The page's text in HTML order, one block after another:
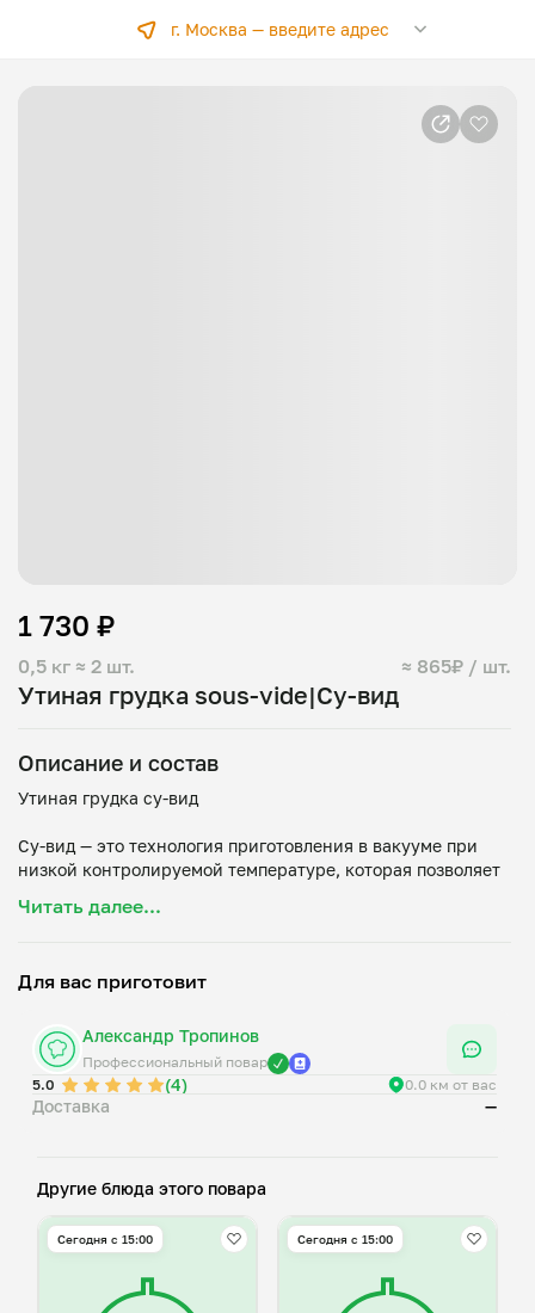
г. Москва —введите адрес
Утиная грудка sous-vide|Су-вид
0,5 кг ≈ 2 шт. ≈ 865₽ / шт.
1 730 ₽
Описание и состав
Утиная грудка су-вид
Су-вид — это технология приготовления в вакууме при
низкой контролируемой температуре, которая позволяет
вкус продукта.
получается мягкой, сочной и ароматной. Благодаря
вкус и естественную нежность, что делает его отличным
выбором как для повседневного рациона, так и для
особых блюд.
Для приготовления данного блюда вам понадобится
Читать далее...
Для вас приготовит
Александр Тропинов
Профессиональный повар
5.0
(4) 0.0 км от вас
Доставка —
Другие блюда этого повара
Сегодня с 15:00 Сегодня с 15:00